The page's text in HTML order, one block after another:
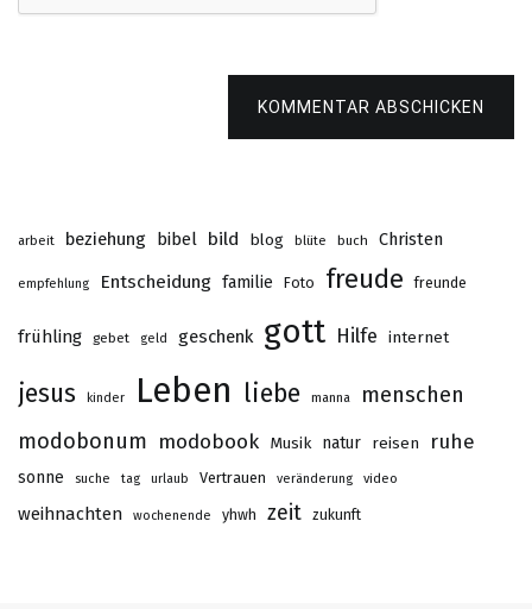
KOMMENTAR ABSCHICKEN
arbeit beziehung bibel bild blog blüte buch Christen
empfehlung Entscheidung familie Foto freude freunde
frühling gebet geld geschenk gott Hilfe internet
jesus kinder Leben liebe manna
menschen
modobonum modobook Musik natur reisen ruhe
sonne suche tag urlaub Vertrauen veränderung video
weihnachten wochenende yhwh zeit zukunft